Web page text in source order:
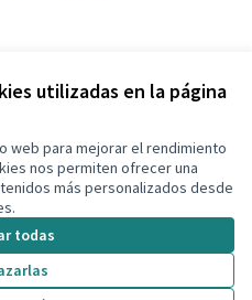
utilizadas en la página
web para mejorar el rendimiento
nos permiten ofrecer una
más personalizados desde
todas
GitHub
Con licencia
(Enlace